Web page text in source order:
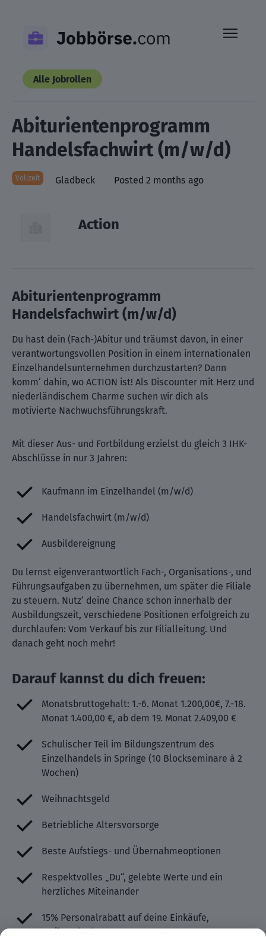
content
Alle Jobrollen
Abiturientenprogramm
Handelsfachwirt (m/w/d)
Vollzeit Gladbeck Posted 2 months ago
Action
Abiturientenprogramm
Handelsfachwirt (m/w/d)
Du hast dein (Fach-)Abitur und träumst davon, in einer
verantwortungsvollen Position in einem internationalen
Einzelhandelsunternehmen durchzustarten? Dann
komm‘ dahin, wo ACTION ist! Als Discounter mit Herz und
niederländischem Charme suchen wir dich als
motivierte Nachwuchsführungskraft.
Mit dieser Aus- und Fortbildung erzielst du gleich 3 IHK-
Abschlüsse in nur 3 Jahren:
Kaufmann im Einzelhandel (m/w/d)
Handelsfachwirt (m/w/d)
Ausbildereignung
Du lernst eigenverantwortlich Fach-, Organisations-, und
Führungsaufgaben zu übernehmen, um später die Filiale
zu steuern. Nutz‘ deine Chance schon innerhalb der
Ausbildungszeit, verschiedene Positionen erfolgreich zu
durchlaufen: Vom Verkauf bis zur Filialleitung. Und
danach geht noch mehr!
Darauf kannst du dich freuen:
Monatsbruttogehalt: 1.-6. Monat 1.200,00€, 7.-18.
Monat 1.400,00 €, ab dem 19. Monat 2.409,00 €
Schulischer Teil im Bildungszentrum des
Einzelhandels in Springe (10 Blockseminare à 2
Wochen)
Weihnachtsgeld
Betriebliche Altersvorsorge
Beste Aufstiegs- und Übernahmeoptionen
Respektvolles „Du“, gelebte Werte und ein
herzliches Miteinander
15% Personalrabatt auf deine Einkäufe,
Weihnachtsbox, Team-Event